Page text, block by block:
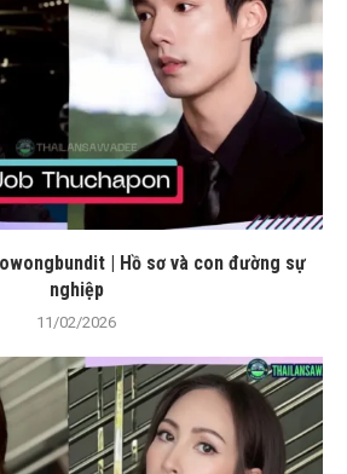
| Hồ sơ và con đường sự
nghiệp
11/02/2026